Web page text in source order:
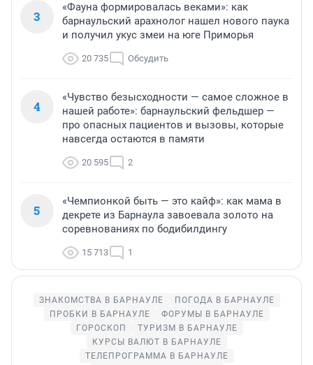
3
«Фауна формировалась веками»: как
барнаульский арахнолог нашел нового паука
и получил укус змеи на юге Приморья
20 735 Обсудить
4
«Чувство безысходности — самое сложное в
нашей работе»: барнаульский фельдшер —
про опасных пациентов и вызовы, которые
навсегда остаются в памяти
20 595 2
5
«Чемпионкой быть — это кайф»: как мама в
декрете из Барнаула завоевала золото на
соревнованиях по бодибилдингу
15 713 1
ЗНАКОМСТВА В БАРНАУЛЕ
ПОГОДА В БАРНАУЛЕ
ПРОБКИ В БАРНАУЛЕ
ФОРУМЫ В БАРНАУЛЕ
ГОРОСКОП
ТУРИЗМ В БАРНАУЛЕ
КУРСЫ ВАЛЮТ В БАРНАУЛЕ
ТЕЛЕПРОГРАММА В БАРНАУЛЕ